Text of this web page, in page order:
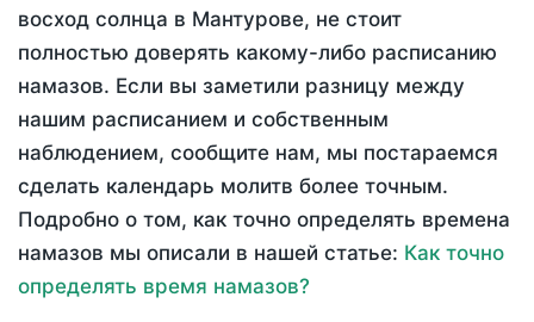
восход солнца в Мантурове, не стоит
полностью доверять какому-либо расписанию
намазов. Если вы заметили разницу между
нашим расписанием и собственным
наблюдением, сообщите нам, мы постараемся
сделать календарь молитв более точным.
Подробно о том, как точно определять времена
намазов мы описали в нашей статье: Как точно
определять время намазов?